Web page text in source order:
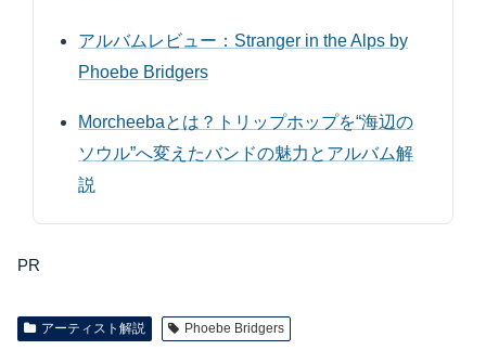
アルバムレビュー：Stranger in the Alps by
Phoebe Bridgers
Morcheebaとは？トリップホップを“海辺の
ソウル”へ変えたバンドの魅力とアルバム解
説
PR
アーティスト解説 Phoebe Bridgers